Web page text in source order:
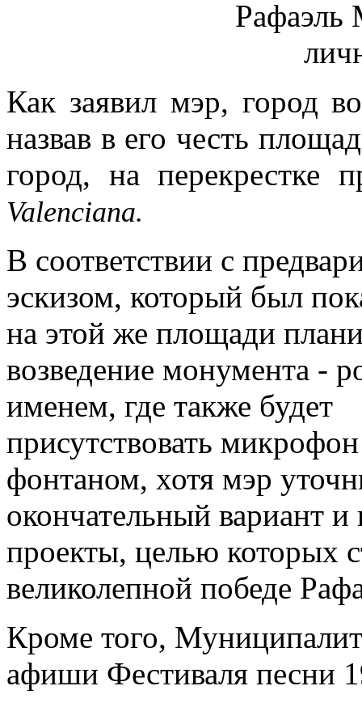
Как заявил мэр, город
назвав в его честь
город, на перекрестке
Valenciana.
В соответствии с
эскизом, который был
на этой же площади
возведение монумента -
именем, где также будет
присутствовать
фонтаном, хотя мэр
окончательный вариант
проекты, целью которых
великолепной победе
Кроме того,
афиши Фестиваля песни